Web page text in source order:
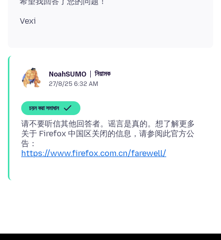
NoahSUMO নিয়ামক
27/8/25 6:32 AM
চয়ন করা সমাধান
请不要听信其他回答者。谣言是真的。想了解更多
关于 Firefox 中国区关闭的信息，请参阅此官方公
https://www.firefox.com.cn/farewell/